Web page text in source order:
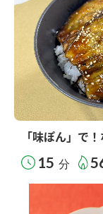
「味ぽん」で
15 分